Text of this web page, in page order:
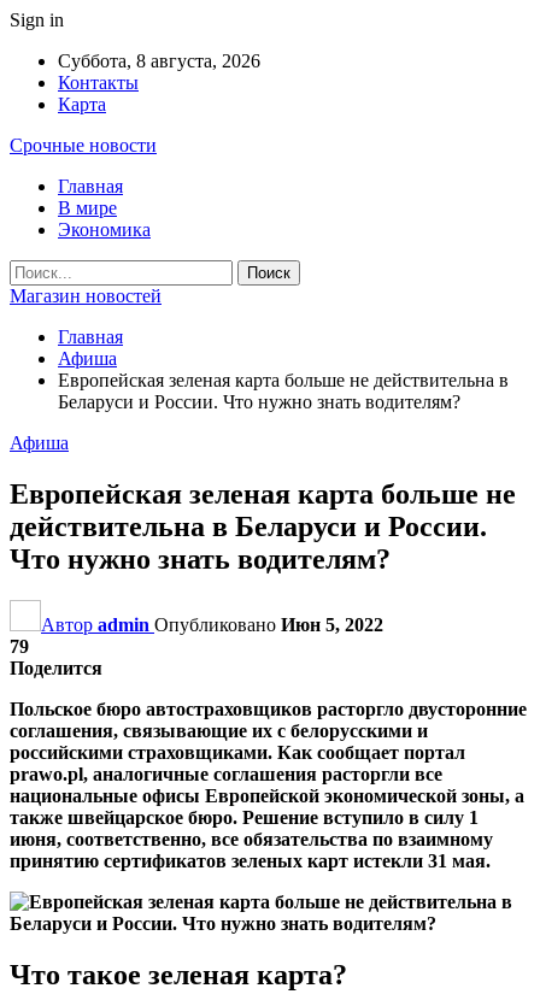
Sign in
Суббота, 8 августа, 2026
Контакты
Карта
Срочные новости
Главная
В мире
Экономика
Магазин новостей
Главная
Афиша
Европейская зеленая карта больше не действительна в
Беларуси и России. Что нужно знать водителям?
Афиша
Европейская зеленая карта больше не
действительна в Беларуси и России.
Что нужно знать водителям?
Автор admin Опубликовано Июн 5, 2022
79
Поделится
Польское бюро автостраховщиков расторгло двусторонние
соглашения, связывающие их с белорусскими и
российскими страховщиками. Как сообщает портал
prawo.pl, аналогичные соглашения расторгли все
национальные офисы Европейской экономической зоны, а
также швейцарское бюро. Решение вступило в силу 1
июня, соответственно, все обязательства по взаимному
принятию сертификатов зеленых карт истекли 31 мая.
Что такое зеленая карта?